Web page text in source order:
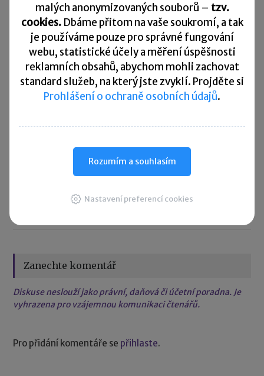
Článek byl připravený ve spolupráci se
společností EKP Advisory, s.r.o.
nárok na odpočet DPH opravný daňový doklad
Zanechte komentář
Diskuse neslouží jako právní, daňová či účetní poradna. Je
vyhrazena pro vzájemnou komunikaci čtenářů.
Pro přidání komentáře se přihlaste.
malých anonymizovaných souborů – tzv.
cookies. Dbáme přitom na vaše soukromí, a tak
je používáme pouze pro správné fungování
webu, statistické účely a měření úspěšnosti
reklamních obsahů, abychom mohli zachovat
standard služeb, na který jste zvyklí. Projděte si
Prohlášení o ochraně osobních údajů.
Rozumím a souhlasím
Nastavení preferencí cookies